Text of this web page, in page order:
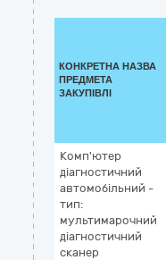
КОНКРЕТНА НАЗВА
ПРЕДМЕТА
ЗАКУПІВЛІ
Комп'ютер
діагностичний
автомобільний -
тип:
мультимарочний
діагностичний
сканер